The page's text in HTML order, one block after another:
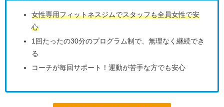
女性専用フィットネスジムでスタッフも全員女性で安
心
1回たったの30分のプログラム制で、無理なく継続でき
る
コーチが毎回サポート！運動が苦手な方でも安心